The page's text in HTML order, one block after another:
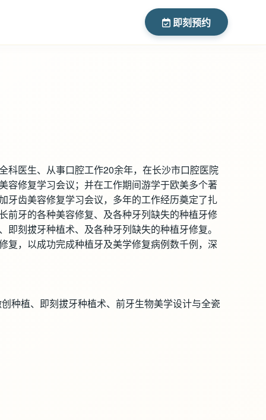
即刻预约
科医生、从事口腔工作20余年，在长沙市口腔医院
容修复学习会议；并在工作期间游学于欧美多个著
牙齿美容修复学习会议，多年的工作经历奠定了扎
前牙的各种美容修复、及各种牙列缺失的种植牙修
刻拔牙种植术、及各种牙列缺失的种植牙修复。
复，以成功完成种植牙及美学修复病例数千例，深
种植、即刻拔牙种植术、前牙生物美学设计与全瓷